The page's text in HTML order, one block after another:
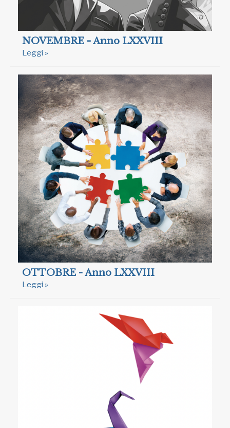
NOVEMBRE - Anno LXXVIII
Leggi »
OTTOBRE - Anno LXXVIII
Leggi »